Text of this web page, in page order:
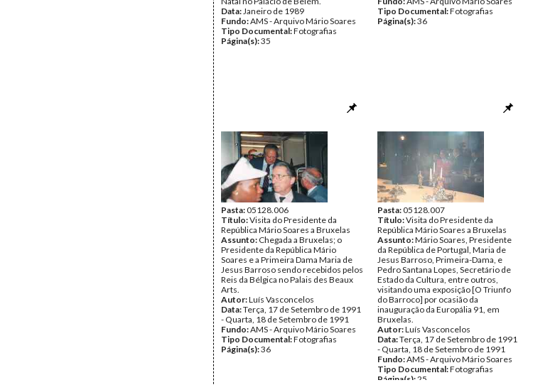
Data:Janeiro de 1989
Fundo:AMS - Arquivo Mário Soares
Tipo Documental:Fotografias
Página(s):35
Tipo Documental:Fotografias
Página(s):36
Pasta:05128.006
Título:Visita do Presidente da
República Mário Soares a Bruxelas
Assunto: Chegada a Bruxelas; o
Presidente da República Mário
Soares e a Primeira Dama Maria de
Jesus Barroso sendo recebidos pelos
Reis da Bélgica no Palais des Beaux
Arts.
Autor:Luís Vasconcelos
Data:Terça, 17 de Setembro de 1991
- Quarta, 18 de Setembro de 1991
Fundo:AMS - Arquivo Mário Soares
Tipo Documental:Fotografias
Página(s):36
Pasta:05128.007
Título:Visita do Presidente da
República Mário Soares a Bruxelas
Assunto:Mário Soares, Presidente
da República de Portugal, Maria de
Jesus Barroso, Primeira-Dama, e
Pedro Santana Lopes, Secretário de
Estado da Cultura, entre outros,
visitando uma exposição [O Triunfo
do Barroco] por ocasião da
inauguração da Europália 91, em
Bruxelas.
Autor:Luís Vasconcelos
Data:Terça, 17 de Setembro de 1991
- Quarta, 18 de Setembro de 1991
Fundo:AMS - Arquivo Mário Soares
Tipo Documental:Fotografias
Página(s):25